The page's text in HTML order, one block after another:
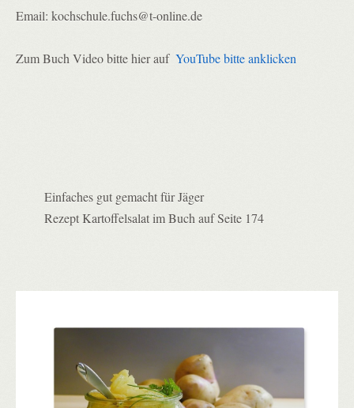
Email: kochschule.fuchs@t-online.de
Zum Buch Video bitte hier auf YouTube bitte anklicken
Einfaches gut gemacht für Jäger
Rezept Kartoffelsalat im Buch auf Seite 174